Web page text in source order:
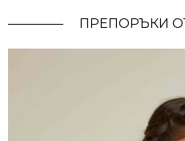
ПРЕПОРЪКИ